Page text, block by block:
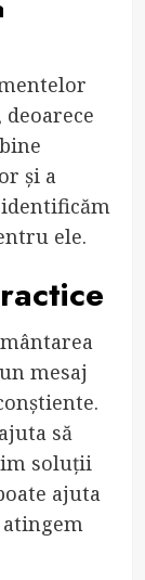
și a
ele.
mesaj
să
soluții
ajuta